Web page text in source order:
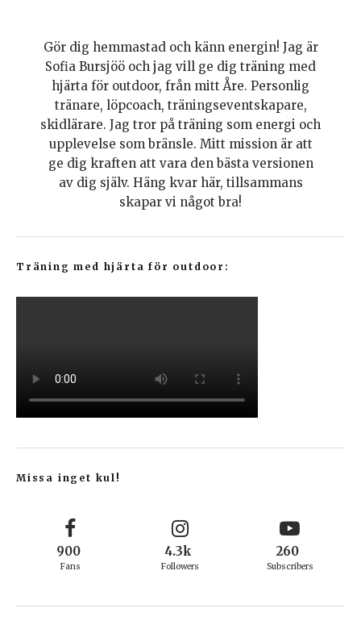
Gör dig hemmastad och känn energin! Jag är
Sofia Bursjöö och jag vill ge dig träning med
hjärta för outdoor, från mitt Åre. Personlig
tränare, löpcoach, träningseventskapare,
skidlärare. Jag tror på träning som energi och
upplevelse som bränsle. Mitt mission är att
ge dig kraften att vara den bästa versionen
av dig själv. Häng kvar här, tillsammans
skapar vi något bra!
Träning med hjärta för outdoor:
Missa inget kul!
900
Fans
4.3k
Followers
260
Subscribers